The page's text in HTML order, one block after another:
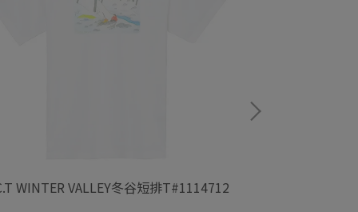
WINTER VALLEY冬谷短排T#1114712